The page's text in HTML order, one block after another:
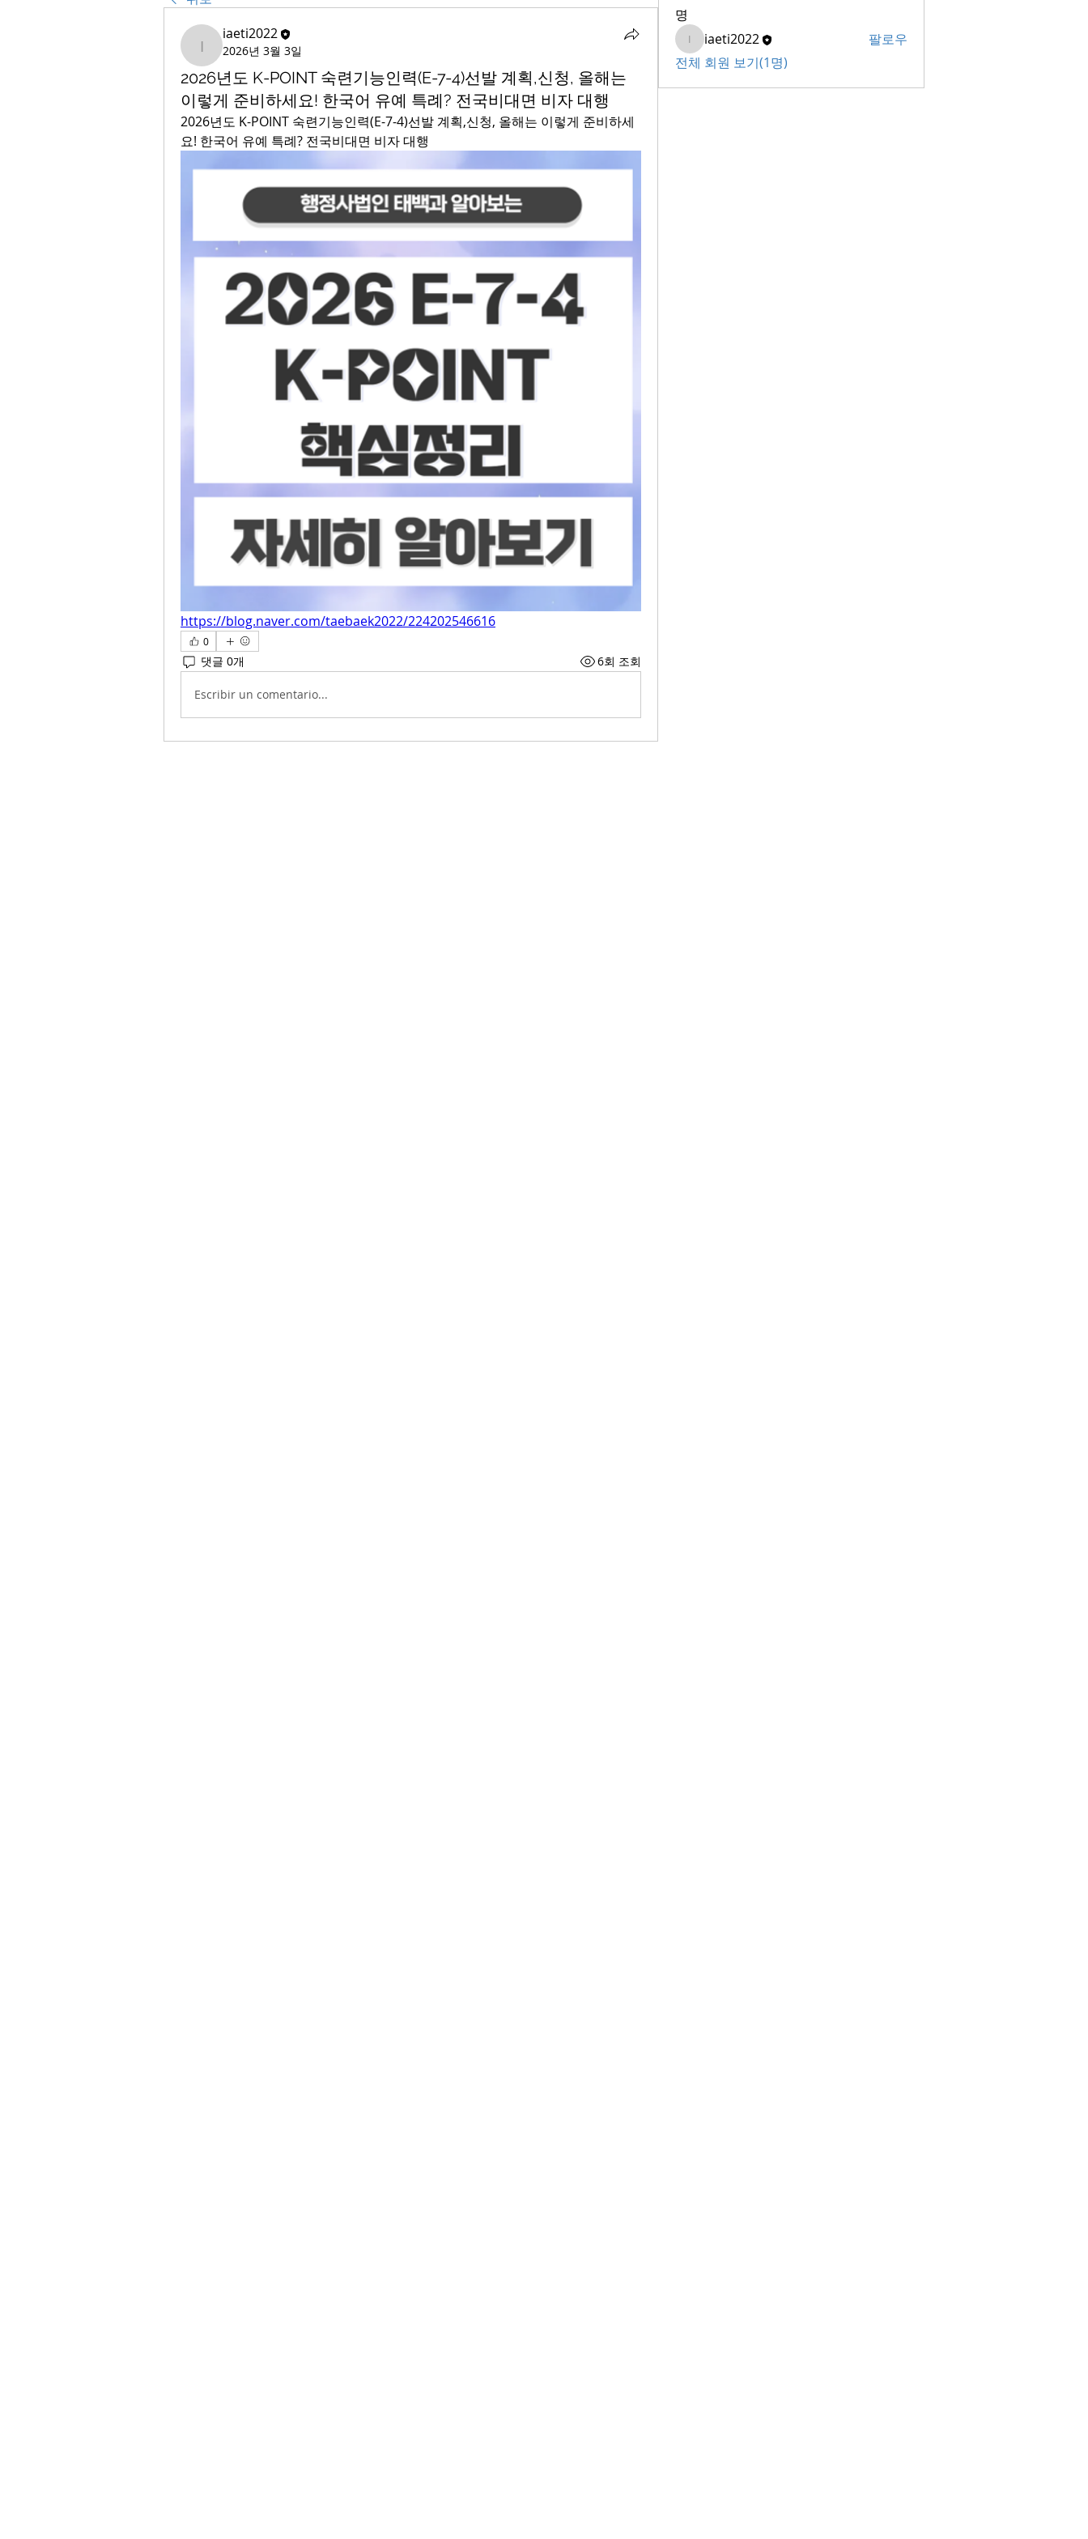
iaeti2022
iaeti2022
2026년 3월 3일
2026년도 K-POINT 숙련기능인력(E-7-4)선발 계획,신청, 올해는
이렇게 준비하세요! 한국어 유예 특례? 전국비대면 비자 대행
2026년도 K-POINT 숙련기능인력(E-7-4)선발 계획,신청, 올해는 이렇게 준비하세
요! 한국어 유예 특례? 전국비대면 비자 대행
https://blog.naver.com/taebaek2022/224202546616
0
댓글 0개 6회 조회
Escribir un comentario...
명
iaeti2022
iaeti2022
팔로우
전체 회원 보기(1명)